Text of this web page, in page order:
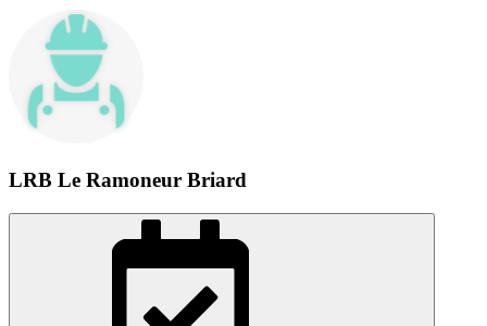
LRB Le Ramoneur Briard